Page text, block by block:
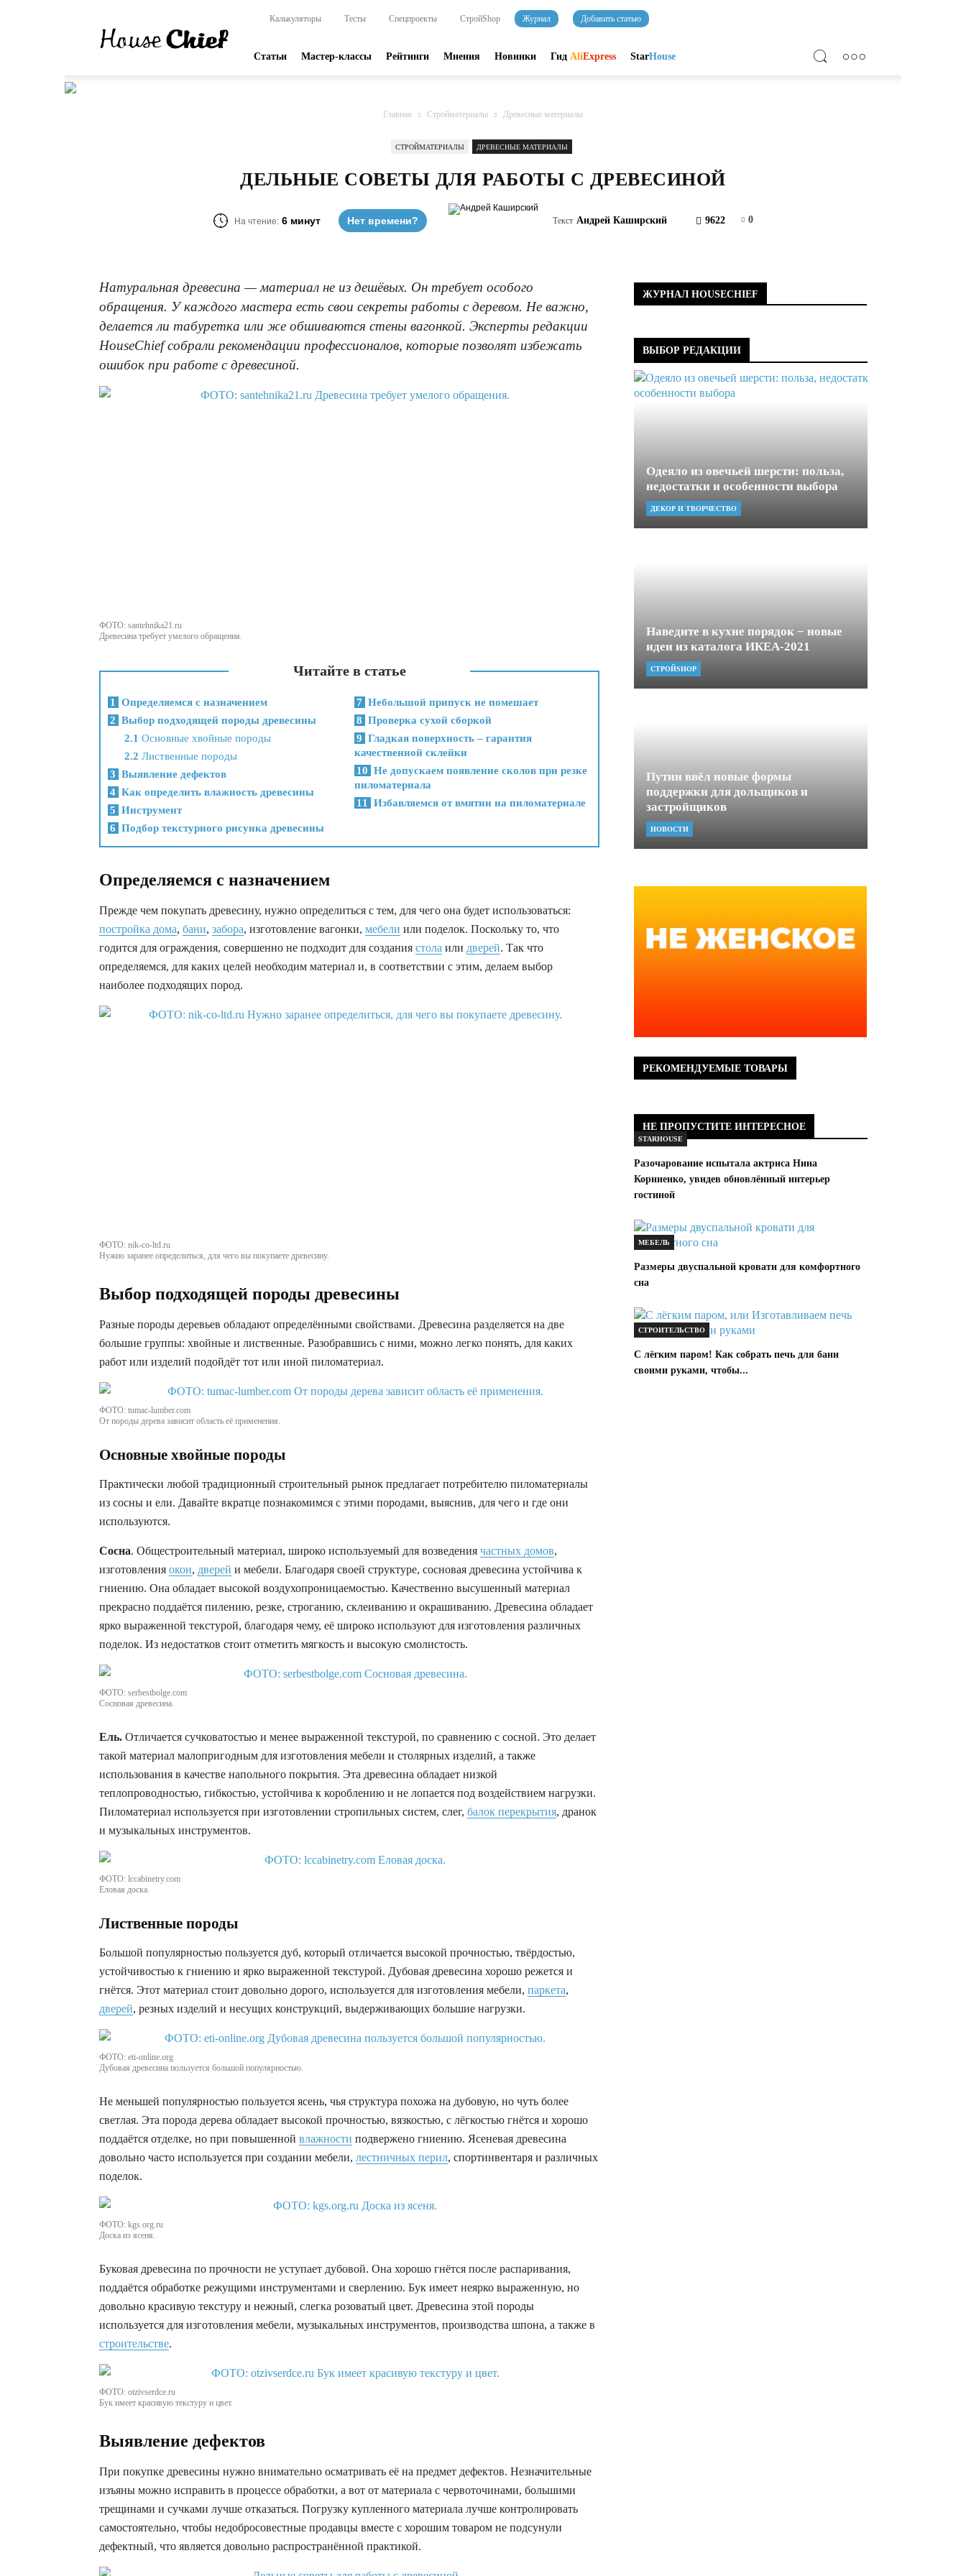
online-
издание
Калькуляторы Тесты Спецпроекты СтройShop Журнал Добавить статью
Статьи Мастер-классы Рейтинги Мнения Новинки Гид AliExpress StarHouse
Главная Стройматериалы Древесные материалы
СТРОЙМАТЕРИАЛЫ ДРЕВЕСНЫЕ МАТЕРИАЛЫ
ДЕЛЬНЫЕ СОВЕТЫ ДЛЯ РАБОТЫ С ДРЕВЕСИНОЙ
На чтение: 6 минут Нет времени? Текст Андрей Каширский 9622 0
Натуральная древесина — материал не из дешёвых. Он требует особого
обращения. У каждого мастера есть свои секреты работы с деревом. Не важно,
делается ли табуретка или же обшиваются стены вагонкой. Эксперты редакции
HouseChief собрали рекомендации профессионалов, которые позволят избежать
ошибок при работе с древесиной.
ФОТО: santehnika21.ru
Древесина требует умелого обращения.
Читайте в статье
1
Определяемся с назначением
2 Выбор подходящей породы древесины
2.1 Основные хвойные породы
2.2 Лиственные породы
3 Выявление дефектов
4 Как определить влажность древесины
5 Инструмент
6 Подбор текстурного рисунка древесины
7 Небольшой припуск не помешает
8 Проверка сухой сборкой
9 Гладкая поверхность – гарантия
качественной склейки
10 Не допускаем появление сколов при резке
пиломатериала
11
Избавляемся от вмятин на пиломатериале
Определяемся с назначением
Прежде чем покупать древесину, нужно определиться с тем, для чего она будет использоваться:
постройка дома, бани, забора, изготовление вагонки, мебели или поделок. Поскольку то, что
годится для ограждения, совершенно не подходит для создания стола или дверей. Так что
определяемся, для каких целей необходим материал и, в соответствии с этим, делаем выбор
наиболее подходящих пород.
ФОТО: nik-co-ltd.ru
Нужно заранее определиться, для чего вы покупаете древесину.
Выбор подходящей породы древесины
Разные породы деревьев обладают определёнными свойствами. Древесина разделяется на две
большие группы: хвойные и лиственные. Разобравшись с ними, можно легко понять, для каких
работ или изделий подойдёт тот или иной пиломатериал.
ФОТО: tumac-lumber.com
От породы дерева зависит область её применения.
Основные хвойные породы
Практически любой традиционный строительный рынок предлагает потребителю пиломатериалы
из сосны и ели. Давайте вкратце познакомимся с этими породами, выяснив, для чего и где они
используются.
Сосна. Общестроительный материал, широко используемый для возведения частных домов,
изготовления окон, дверей и мебели. Благодаря своей структуре, сосновая древесина устойчива к
гниению. Она обладает высокой воздухопроницаемостью. Качественно высушенный материал
прекрасно поддаётся пилению, резке, строганию, склеиванию и окрашиванию. Древесина обладает
ярко выраженной текстурой, благодаря чему, её широко используют для изготовления различных
поделок. Из недостатков стоит отметить мягкость и высокую смолистость.
ФОТО: serbestbolge.com
Сосновая древесина.
Ель. Отличается сучковатостью и менее выраженной текстурой, по сравнению с сосной. Это делает
такой материал малопригодным для изготовления мебели и столярных изделий, а также
использования в качестве напольного покрытия. Эта древесина обладает низкой
теплопроводностью, гибкостью, устойчива к короблению и не лопается под воздействием нагрузки.
Пиломатериал используется при изготовлении стропильных систем, слег, балок перекрытия, дранок
и музыкальных инструментов.
ФОТО: lccabinetry.com
Еловая доска.
Лиственные породы
Большой популярностью пользуется дуб, который отличается высокой прочностью, твёрдостью,
устойчивостью к гниению и ярко выраженной текстурой. Дубовая древесина хорошо режется и
гнётся. Этот материал стоит довольно дорого, используется для изготовления мебели, паркета,
дверей, резных изделий и несущих конструкций, выдерживающих большие нагрузки.
ФОТО: eti-online.org
Дубовая древесина пользуется большой популярностью.
Не меньшей популярностью пользуется ясень, чья структура похожа на дубовую, но чуть более
светлая. Эта порода дерева обладает высокой прочностью, вязкостью, с лёгкостью гнётся и хорошо
поддаётся отделке, но при повышенной влажности подвержено гниению. Ясеневая древесина
довольно часто используется при создании мебели, лестничных перил, спортинвентаря и различных
поделок.
ФОТО: kgs.org.ru
Доска из ясеня.
Буковая древесина по прочности не уступает дубовой. Она хорошо гнётся после распаривания,
поддаётся обработке режущими инструментами и сверлению. Бук имеет неярко выраженную, но
довольно красивую текстуру и нежный, слегка розоватый цвет. Древесина этой породы
используется для изготовления мебели, музыкальных инструментов, производства шпона, а также в
строительстве.
ФОТО: otzivserdce.ru
Бук имеет красивую текстуру и цвет.
Выявление дефектов
При покупке древесины нужно внимательно осматривать её на предмет дефектов. Незначительные
изъяны можно исправить в процессе обработки, а вот от материала с червоточинами, большими
трещинами и сучками лучше отказаться. Погрузку купленного материала лучше контролировать
самостоятельно, чтобы недобросовестные продавцы вместе с хорошим товаром не подсунули
дефектный, что является довольно распространённой практикой.
ЖУРНАЛ HOUSECHIEF
ВЫБОР РЕДАКЦИИ
Одеяло из овечьей шерсти: польза,
недостатки и особенности выбора
ДЕКОР И ТВОРЧЕСТВО
Наведите в кухне порядок − новые
идеи из каталога ИКЕА-2021
СТРОЙSHOP
Путин ввёл новые формы
поддержки для дольщиков и
застройщиков
НОВОСТИ
РЕКОМЕНДУЕМЫЕ ТОВАРЫ
НЕ ПРОПУСТИТЕ ИНТЕРЕСНОЕ
STARHOUSE
Разочарование испытала актриса Нина
Корниенко, увидев обновлённый интерьер
гостиной
МЕБЕЛЬ
Размеры двуспальной кровати для комфортного
сна
СТРОИТЕЛЬСТВО
С лёгким паром! Как собрать печь для бани
своими руками, чтобы...